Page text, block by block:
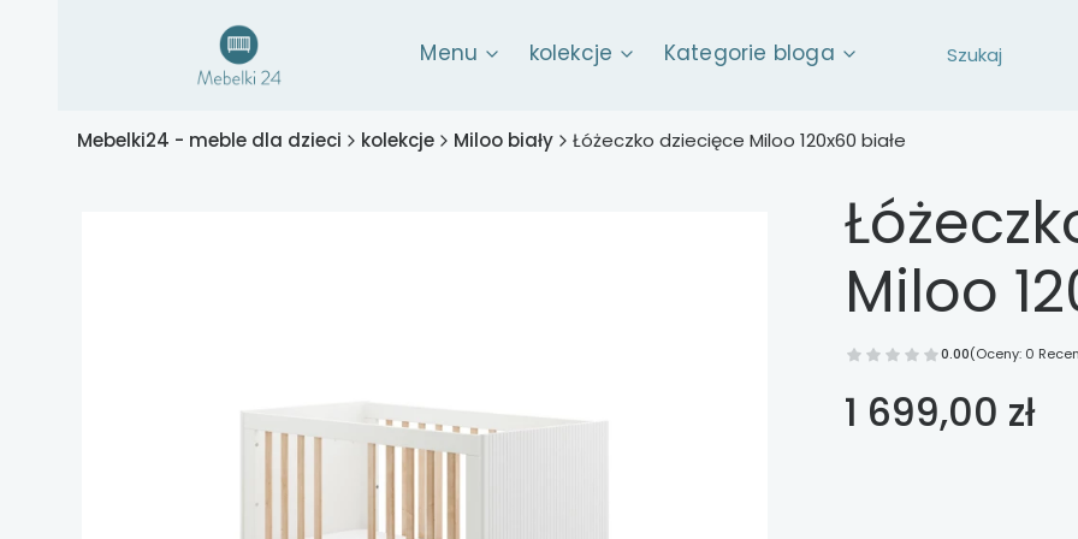
Menu kolekcje Kategorie bloga
Mebelki24 - meble dla dzieci kolekcje Miloo biały Łóżeczko dziecięce Miloo 120x60 białe
Miloo
0.00(Oceny: 0
Cena
1 699,00 zł